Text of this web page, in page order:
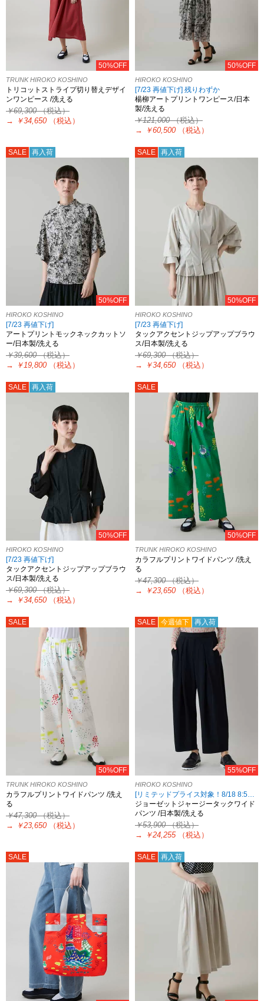
50%OFF
TRUNK HIROKO KOSHINO
トリコットストライプ切り替えデザイ
ンワンピース /洗える
￥69,300（税込）
→
￥34,650 （税込）
50%OFF
HIROKO KOSHINO
[7/23 再値下げ] 残りわずか
楊柳アートプリントワンピース/日本
製/洗える
￥121,000（税込）
→
￥60,500 （税込）
SALE 再入荷
50%OFF
HIROKO KOSHINO
[7/23 再値下げ]
アートプリントモックネックカットソ
ー/日本製/洗える
￥39,600（税込）
→
￥19,800 （税込）
SALE 再入荷
50%OFF
HIROKO KOSHINO
[7/23 再値下げ]
タックアクセントジップアップブラウ
ス/日本製/洗える
￥69,300（税込）
→
￥34,650 （税込）
SALE 再入荷
50%OFF
HIROKO KOSHINO
[7/23 再値下げ]
タックアクセントジップアップブラウ
ス/日本製/洗える
￥69,300（税込）
→
￥34,650 （税込）
SALE
50%OFF
TRUNK HIROKO KOSHINO
カラフルプリントワイドパンツ /洗え
る
￥47,300（税込）
→
￥23,650 （税込）
SALE
50%OFF
TRUNK HIROKO KOSHINO
カラフルプリントワイドパンツ /洗え
る
￥47,300（税込）
→
￥23,650 （税込）
SALE 今週値下 再入荷
55%OFF
HIROKO KOSHINO
ジョーゼットジャージータックワイド
パンツ /日本製/洗える
￥53,900（税込）
→
￥24,255 （税込）
SALE SALE 再入荷